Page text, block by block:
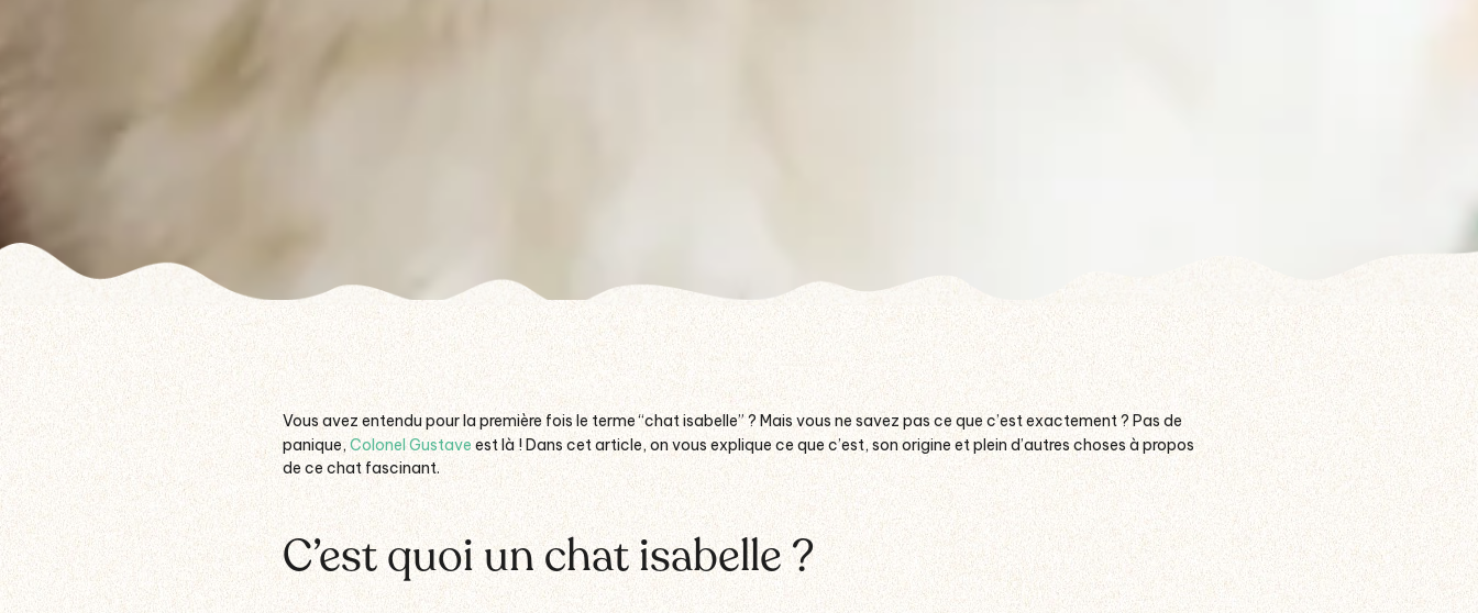
Vous avez entendu pour la première fois le terme “chat isabelle” ? Mais vous ne savez pas ce que c’est exactement ? Pas de
panique, Colonel Gustave est là ! Dans cet article, on vous explique ce que c’est, son origine et plein d’autres choses à propos
de ce chat fascinant.
C’est quoi un chat isabelle ?